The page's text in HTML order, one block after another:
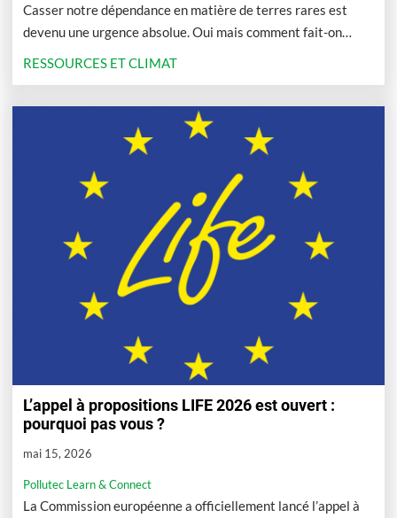
Casser notre dépendance en matière de terres rares est
devenu une urgence absolue. Oui mais comment fait-on
RESSOURCES ET CLIMAT
L’appel à propositions LIFE 2026 est ouvert :
pourquoi pas vous ?
mai 15, 2026
Pollutec Learn & Connect
La Commission européenne a officiellement lancé l’appel à